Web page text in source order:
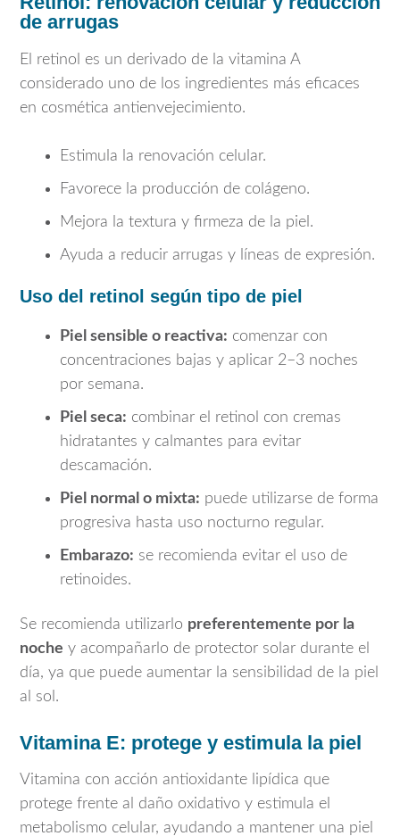
de arrugas
El retinol es un derivado de la vitamina A
considerado uno de los ingredientes más eficaces
en cosmética antienvejecimiento.
Estimula la renovación celular.
Favorece la producción de colágeno.
Mejora la textura y firmeza de la piel.
Ayuda a reducir arrugas y líneas de expresión.
Uso del retinol según tipo de piel
Piel sensible o reactiva: comenzar con
concentraciones bajas y aplicar 2–3 noches
por semana.
Piel seca: combinar el retinol con cremas
hidratantes y calmantes para evitar
descamación.
Piel normal o mixta: puede utilizarse de forma
progresiva hasta uso nocturno regular.
Embarazo: se recomienda evitar el uso de
retinoides.
Se recomienda utilizarlo preferentemente por la
noche y acompañarlo de protector solar durante el
día, ya que puede aumentar la sensibilidad de la piel
al sol.
Vitamina E: protege y estimula la piel
Vitamina con acción antioxidante lipídica que
protege frente al daño oxidativo y estimula el
metabolismo celular, ayudando a mantener una piel